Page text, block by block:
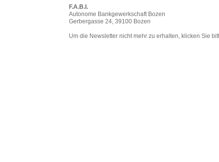
F.A.B.I.
Autonome Bankgewerkschaft Bozen
Gerbergasse 24, 39100 Bozen
Um die Newsletter nicht mehr zu erhalten, klicken Sie